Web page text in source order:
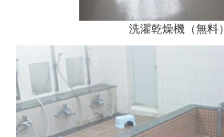
洗濯乾燥機（無料）